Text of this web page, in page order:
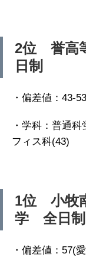
2位 誉高
日制
・偏差値：
・学科：普通
フィス科(43)
1位 小牧
学 全日制
・偏差値：57(